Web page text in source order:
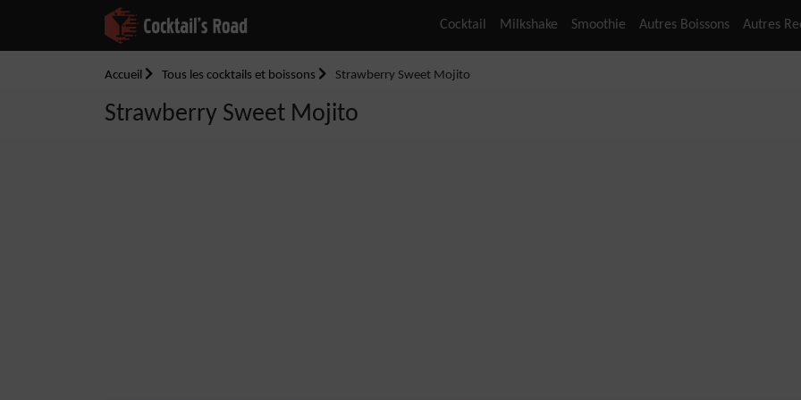
Cocktail Milkshake Smoothie Autres Boissons Autres
Accueil Tous les cocktails et boissons Strawberry Sweet Mojito
Strawberry Sweet Mojito